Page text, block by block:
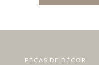
PEÇAS DE DÉCOR